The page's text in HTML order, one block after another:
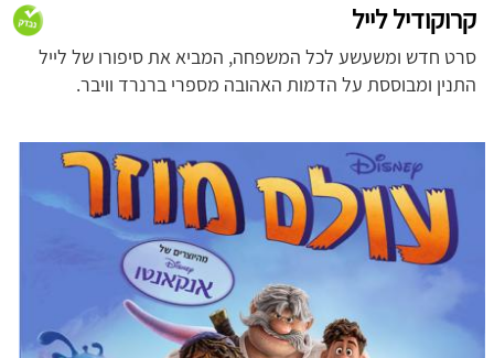
קרוקודיל לייל
סרט חדש ומשעשע לכל המשפחה, המביא את סיפורו של לייל
התנין ומבוססת על הדמות האהובה מספרי ברנרד וויבר.